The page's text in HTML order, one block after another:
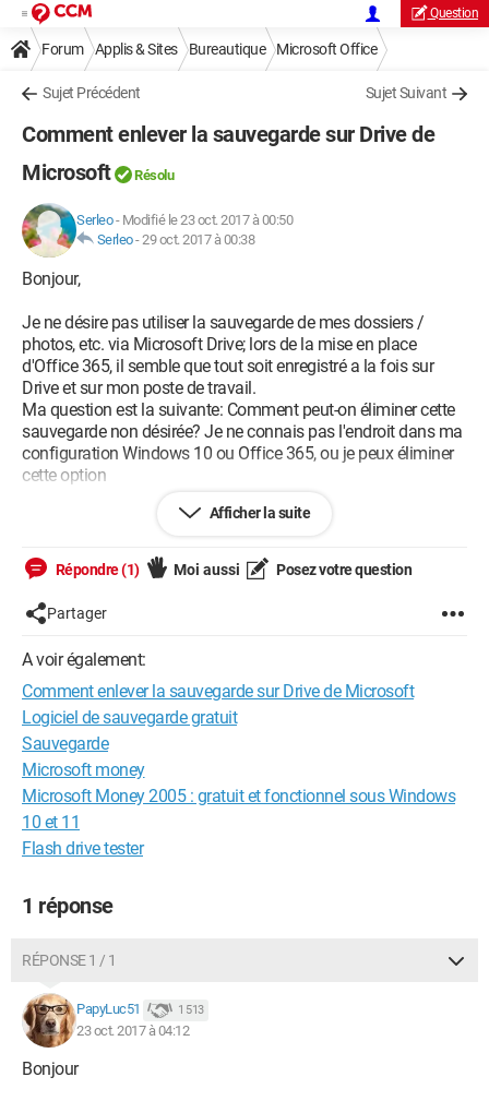
Question
Forum Applis & Sites Bureautique Microsoft Office
Sujet Précédent Sujet Suivant
Comment enlever la sauvegarde sur Drive de
Microsoft
Résolu
Serleo- Modifié le 23 oct. 2017 à 00:50
Serleo-29 oct. 2017 à 00:38
Bonjour,
Je ne désire pas utiliser la sauvegarde de mes dossiers /
photos, etc. via Microsoft Drive; lors de la mise en place
d'Office 365, il semble que tout soit enregistré a la fois sur
Drive et sur mon poste de travail.
Ma question est la suivante: Comment peut-on éliminer cette
sauvegarde non désirée? Je ne connais pas l'endroit dans ma
configuration Windows 10 ou Office 365, ou je peux éliminer
cette option
ps: Mes infos sont déja toutes sauvegardées sur un disque
externe
Afficher la suite
Répondre (1) Moi aussi Posez votre question
Partager
A voir également:
Comment enlever la sauvegarde sur Drive de Microsoft
Logiciel de sauvegarde gratuit
Sauvegarde
Microsoft money
Microsoft Money 2005 : gratuit et fonctionnel sous Windows
10 et 11
Flash drive tester
1 réponse
RÉPONSE 1 / 1
PapyLuc51 1 513
23 oct. 2017 à 04:12
Bonjour